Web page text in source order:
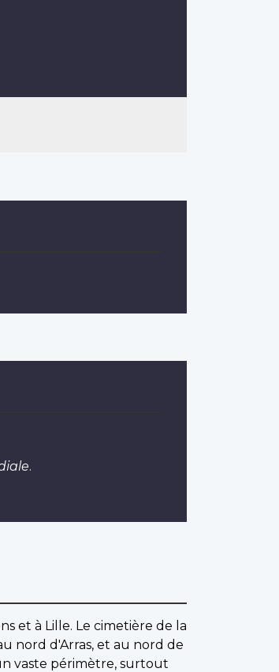
.
et à Lille. Le cimetière de la
nord d'Arras, et au nord de
vaste périmètre, surtout